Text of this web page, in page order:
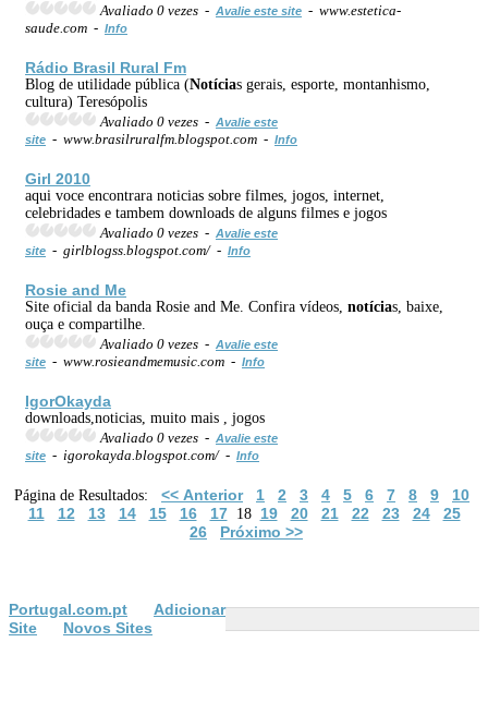
Avaliado 0 vezes - Avalie este site - www.estetica-
saude.com - Info
Rádio Brasil Rural Fm
Blog de utilidade pública (Notícias gerais, esporte, montanhismo,
cultura) Teresópolis
Avaliado 0 vezes - Avalie este
site - www.brasilruralfm.blogspot.com - Info
Girl 2010
aqui voce encontrara noticias sobre filmes, jogos, internet,
celebridades e tambem downloads de alguns filmes e jogos
Avaliado 0 vezes - Avalie este
site - girlblogss.blogspot.com/ - Info
Rosie and Me
Site oficial da banda Rosie and Me. Confira vídeos, notícias, baixe,
ouça e compartilhe.
Avaliado 0 vezes - Avalie este
site - www.rosieandmemusic.com - Info
IgorOkayda
downloads,noticias, muito mais , jogos
Avaliado 0 vezes - Avalie este
site - igorokayda.blogspot.com/ - Info
Página de Resultados: << Anterior 1 2 3 4 5 6 7 8 9
10
11
12 13 14 15 16 1718 19 20 21 22 23 24
25
26
Próximo >>
Portugal.com.pt
Adicionar
Site
Novos Sites